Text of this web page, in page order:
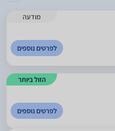
מודעה
לפרטים נוספים
הזול ביותר
לפרטים נוספים